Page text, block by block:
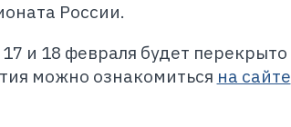
России.
и 18 февраля будет перекрыто
можно ознакомиться на сайте